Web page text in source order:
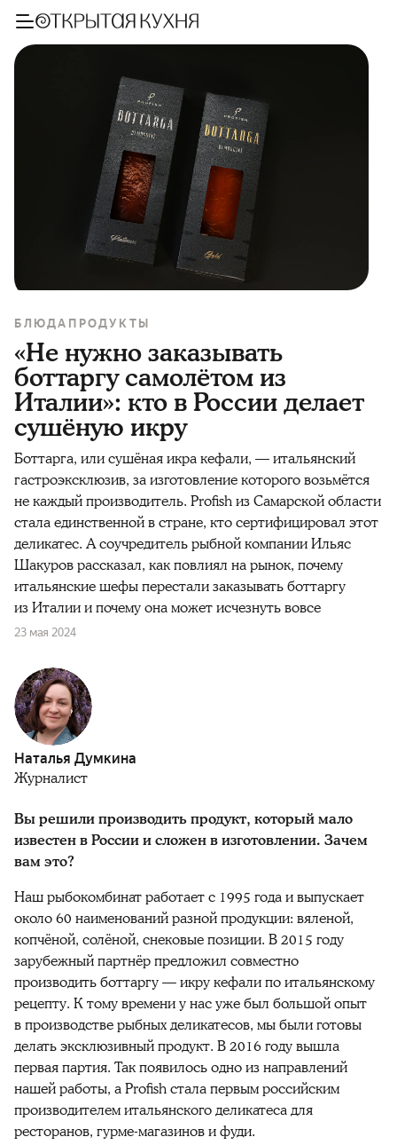
БЛЮДА ПРОДУКТЫ
«Не нужно заказывать
боттаргу самолётом из
Италии»: кто в России делает
сушёную икру
Боттарга, или сушёная икра кефали, — итальянский
гастроэксклюзив, за изготовление которого возьмётся
не каждый производитель. Profishиз Самарской области
стала единственной в стране, кто сертифицировал этот
деликатес. А соучредитель рыбной компании Ильяс
Шакуров рассказал, как повлиял на рынок, почему
итальянские шефы перестали заказывать боттаргу
из Италии и почему она может исчезнуть вовсе
23 мая 2024
Наталья Думкина
Журналист
Вы решили производить продукт, который мало
известен в России и сложен в изготовлении. Зачем
вам это?
Наш рыбокомбинат работает с 1995 года и выпускает
около 60 наименований разной продукции: вяленой,
копчёной, солёной, снековые позиции. В 2015 году
зарубежный партнёр предложил совместно
производить боттаргу — икру кефали по итальянскому
рецепту. К тому времени у нас уже был большой опыт
в производстве рыбных деликатесов, мы были готовы
делать эксклюзивный продукт. В 2016 году вышла
первая партия. Так появилось одно из направлений
нашей работы, а Profish стала первым российским
производителем итальянского деликатеса для
ресторанов, гурме-магазинов и фуди.